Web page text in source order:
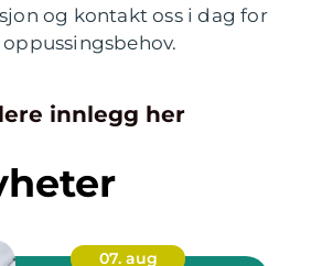
og kontakt oss i dag for
innlegg her
07. aug